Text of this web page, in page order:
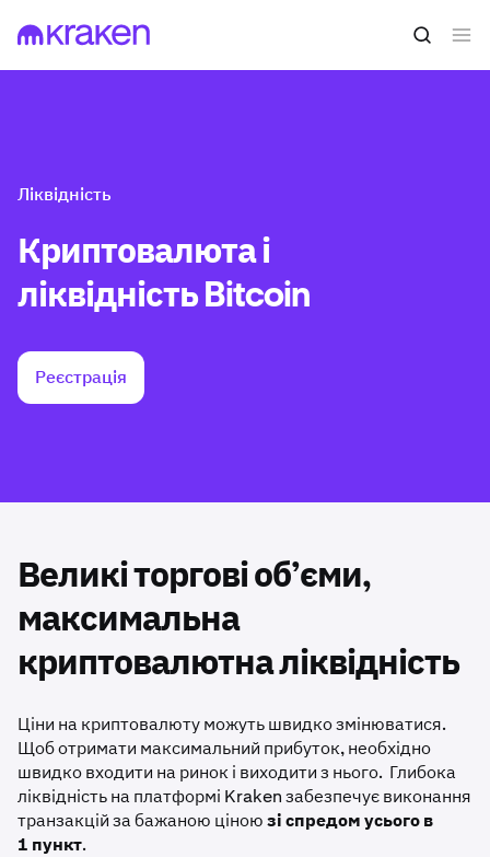
Ліквідність
Криптовалюта і
ліквідність Bitcoin
Реєстрація
Великі торгові об’єми,
максимальна
криптовалютна ліквідність
Ціни на криптовалюту можуть швидко змінюватися.
Щоб отримати максимальний прибуток, необхідно
швидко входити на ринок і виходити з нього. Глибока
ліквідність на платформі Kraken забезпечує виконання
транзакцій за бажаною ціноюзі спредом усього в
1 пункт.